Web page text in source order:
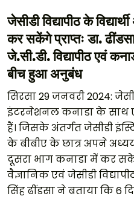
जेसीडी विद्यापीठ के
कर सकेंगे प्राप्तः डा.
जे.सी.डी. विद्यापीठ एवं
बीच हुआ अनुबंध
सिरसा 29 जनवरी 2024:
इंटरनेशनल कनाडा के साथ
हैं। जिसके अंतर्गत जेसीडी
के बीबीए के छात्र अपने
दूसरा भाग कनाडा में कर सकेगें।
वैज्ञानिक एवं जेसीडी
सिंह ढींडसा ने बताया कि 6